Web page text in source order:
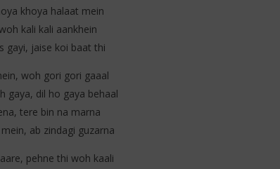
(Lyrics)
1
khoya halaat mein
kali kali aankhein
gayi, jaise koi baat thi
woh gori gori gaaal
gaya, dil ho gaya behaal
tere bin na marna
ab zindagi guzarna
pehne thi woh kaali